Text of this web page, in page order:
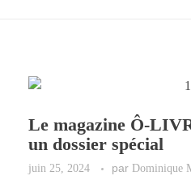
Le magazine Ô-
un dossier spécial
juin 25, 2024 par Dominique